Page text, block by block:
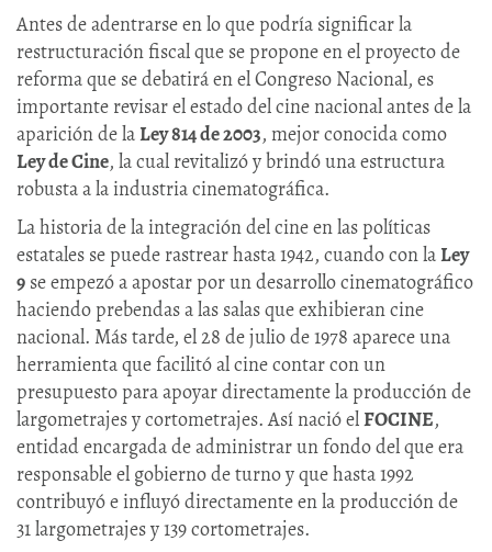
Antes de adentrarse en lo que podría significar la
restructuración fiscal que se propone en el proyecto de
reforma que se debatirá en el Congreso Nacional, es
importante revisar el estado del cine nacional antes de la
aparición de laLey 814 de 2003, mejor conocida como
Ley de Cine, la cual revitalizó y brindó una estructura
robusta a la industria cinematográfica.
La historia de la integración del cine en las políticas
estatales se puede rastrear hasta 1942, cuando con laLey
9 se empezó a apostar por un desarrollo cinematográfico
haciendo prebendas a las salas que exhibieran cine
nacional. Más tarde, el 28 de julio de 1978 aparece una
herramienta que facilitó al cine contar con un
presupuesto para apoyar directamente la producción de
largometrajes y cortometrajes. Así nació elFOCINE,
entidad encargada de administrar un fondo del que era
responsable el gobierno de turno y que hasta 1992
contribuyó e influyó directamente en la producción de
31 largometrajes y 139 cortometrajes.